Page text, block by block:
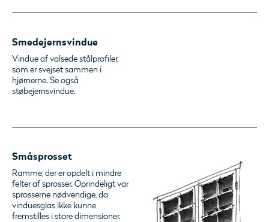
Smedejernsvindue
Vindue af valsede stålprofiler,
som er svejset sammen i
hjørnerne. Se også
støbejernsvindue.
Småsprosset
Ramme, der er opdelt i mindre
felter af sprosser. Oprindeligt var
sprosserne nødvendige, da
vinduesglas ikke kunne
fremstilles i store dimensioner.